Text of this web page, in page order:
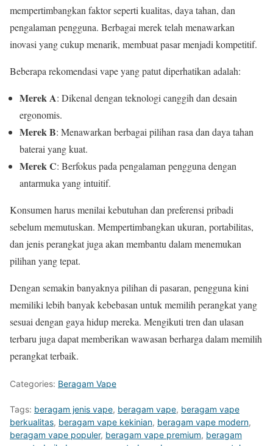
mempertimbangkan faktor seperti kualitas, daya tahan, dan
pengalaman pengguna. Berbagai merek telah menawarkan
inovasi yang cukup menarik, membuat pasar menjadi kompetitif.
Beberapa rekomendasi vape yang patut diperhatikan adalah:
Merek A: Dikenal dengan teknologi canggih dan desain
ergonomis.
Merek B: Menawarkan berbagai pilihan rasa dan daya tahan
baterai yang kuat.
Merek C: Berfokus pada pengalaman pengguna dengan
antarmuka yang intuitif.
Konsumen harus menilai kebutuhan dan preferensi pribadi
sebelum memutuskan. Mempertimbangkan ukuran, portabilitas,
dan jenis perangkat juga akan membantu dalam menemukan
pilihan yang tepat.
Dengan semakin banyaknya pilihan di pasaran, pengguna kini
memiliki lebih banyak kebebasan untuk memilih perangkat yang
sesuai dengan gaya hidup mereka. Mengikuti tren dan ulasan
terbaru juga dapat memberikan wawasan berharga dalam memilih
perangkat terbaik.
Categories: Beragam Vape
Tags: beragam jenis vape, beragam vape, beragam vape
berkualitas, beragam vape kekinian, beragam vape modern,
beragam vape populer, beragam vape premium, beragam